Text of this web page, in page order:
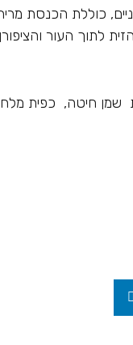
כוללת הכנסת
לתוך העור